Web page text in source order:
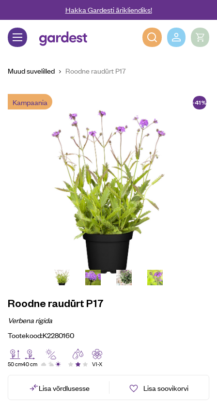
Liigu edasi põhisisu juurdeHakka Gardesti ärikliendiks!
Gardest
Muud suvelilled Roodne raudürt P17
-41%
Kampaania
Roodne raudürt P17
Verbena rigida
Tootekood:K2280160
50 cm40 cm VI-X
Lisa võrdlusesse Lisa soovikorvi